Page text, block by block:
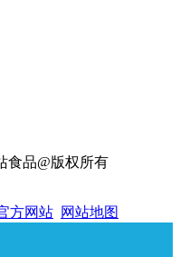
食品@版权所有
方网站 网站地图